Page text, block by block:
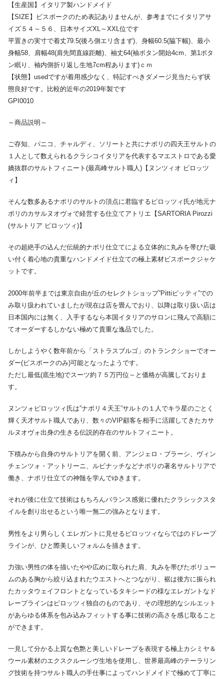
【生産国】イタリア製ハンドメイド
【SIZE】ビスポークのため表記ありませんが、参考までにイタリアサ
イズ５４～５６、日本サイズXL～XXL位です
平置きの実寸で着丈79.5(後ろ側エリ含まず)、身幅60.5(脇下幅)、最小
身幅58、肩幅48(肩先間直線距離)、袖丈64(袖ボタン開始4cm、第1ボタ
ン眠り、袖内側折り返し生地7cm程あります)ｃｍ
【状態】usedですが着用感少なく、特記すべきダメージ見当たらず状
態良好です。比較的近年の2019年製です
GPI0010
～商品説明～
ご存知、パニコ、チャルディ、ソリートと共にナポリの四天王サルトの
１人として数えられるクラシコイタリアを代表するマエストロである愛
嬌抜群のサルトフィニート(最高峰サルト職人)【ヌンツィオ ピロッツ
ィ】
そんな数多あるナポリのサルトの頂点に君臨するピロッツィ氏が地元ナ
ポリのカサルヌオヴォで経営する仕立てアトリエ【SARTORIA Pirozzi
(サルトリア ピロッツィ)】
その超絶手の込んだ伝統的ナポリ仕立てによる立体的に丸みを帯びた吸
い付く着心地の貴重なハンドメイド仕立ての極上素材ビスポークジャケ
ットです。
2000年前半までは東京自由が丘のセレクトショップ”Pittiピッティ”での
み取り扱われていましたが現在は店を畳んでおり、以降は取り扱い店は
日本国内には無く、入手するなら本国イタリアのサロンに飛んで高額に
てオーダーするしかない極めて貴重な逸品でした。
しかしようやく数年前から「ストラスブルゴ」のトランクショーでオー
ダー(ビスポークのみ)可能となったようです。
ただし最低(底生地)でスーツ約７５万円位～と価格が高騰しておりま
す。
ヌンツォピロッツィ氏は”ナポリ４天王”サルトの１人でキラ星のごとく
輝く天才サルト職人であり、数々のVIP顧客を相手に活躍してきたカサ
ルヌオヴォ出身の生きる伝説的存在のサルトフィニート。
下積みから自身のサルトリアを開く前、アンジェロ・ブラーシ、ヴィン
チェンツォ・アットリーニ、ルビナッチなどナポリの著名サルトリアで
働き、ナポリ仕立ての神髄を学んでゆきます。
それが後に仕立て技術はもちろんバランス感覚に優れたクラシックスタ
イルを創り出せるという唯一無二の強みとなります。
男性をより男らしくエレガントに見せるピロッツィならではのドレープ
ラインが、ひと際美しいフォルムを描きます。
力強い男性の体を描いたやや広めに取られた肩、丸みを帯びたボリュー
ムのある胸から絞り込まれたウエストへとつながり、裾は後方に振られ
たカッタウェイフロントとなっているタキシードの様なエレガントなド
レープラインはピロッツィ独自のものであり、その理想的なシルエット
があらゆる体系を包み込みフィットする事に技術の高さを感じ取ること
ができます。
一見して分かる上質な色艶と美しいドレープを表現する極上カシミヤ＆
ウール素材のエクスクルーシヴ生地を使用し、世界最高峰のテーラリン
グ技術を持つサルト職人の手仕事によってハンドメイドで極めて丁寧に